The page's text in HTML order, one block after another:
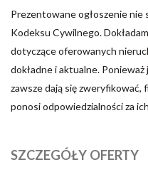
Prezentowane ogłoszenie
Kodeksu Cywilnego.
dotyczące oferowanych
dokładne i aktualne.
zawsze dają się zweryfikować,
ponosi odpowiedzialności za
SZCZEGÓŁY OFERTY